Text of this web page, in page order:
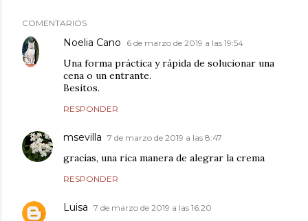
COMENTARIOS
Noelia Cano 6 de marzo de 2019 a las 19:54
Una forma práctica y rápida de solucionar una
cena o un entrante.
Besitos.
RESPONDER
msevilla 7 de marzo de 2019 a las 8:47
gracias, una rica manera de alegrar la crema
RESPONDER
Luisa 7 de marzo de 2019 a las 16:20